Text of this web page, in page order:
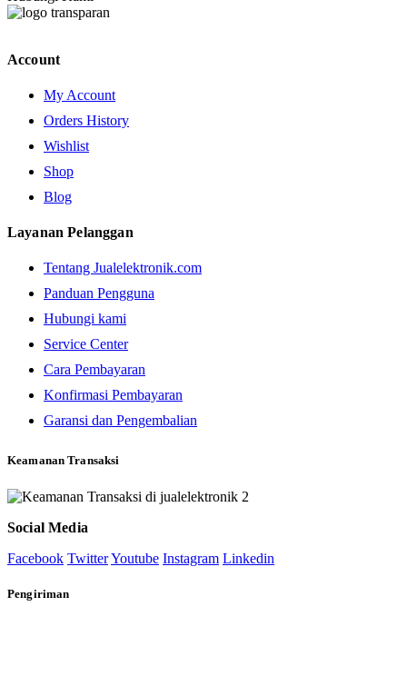
Account
My Account
Orders History
Wishlist
Shop
Blog
Layanan Pelanggan
Tentang Jualelektronik.com
Panduan Pengguna
Hubungi kami
Service Center
Cara Pembayaran
Konfirmasi Pembayaran
Garansi dan Pengembalian
Keamanan Transaksi
Social Media
Facebook TwitterYoutube Instagram Linkedin
Pengiriman